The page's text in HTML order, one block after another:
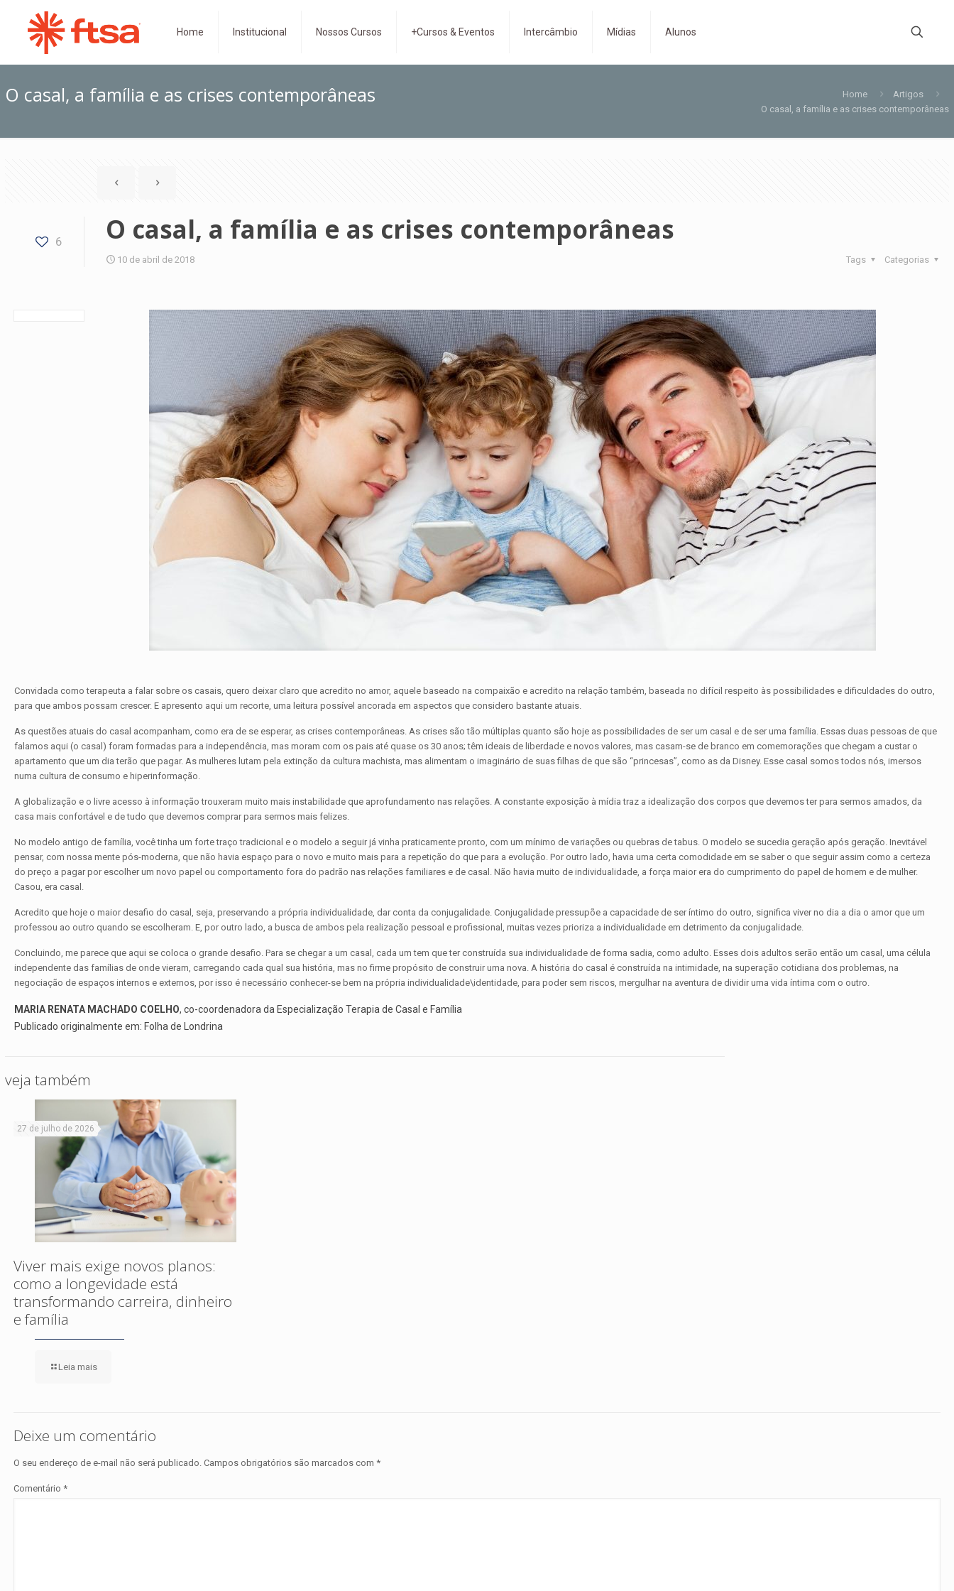
Home Institucional Nossos Cursos +Cursos & Eventos Intercâmbio Mídias Alunos
O casal, a família e as crises contemporâneas Home
Artigos
O casal, a família e as crises contemporâneas
6 O casal, a família e as crises contemporâneas
10 de abril de 2018 Categorias
Tags
Convidada como terapeuta a falar sobre os casais, quero deixar claro que acredito no amor, aquele baseado na compaixão e acredito na relação também, baseada no difícil respeito às possibilidades e dificuldades do outro,
para que ambos possam crescer. E apresento aqui um recorte, uma leitura possível ancorada em aspectos que considero bastante atuais.
As questões atuais do casal acompanham, como era de se esperar, as crises contemporâneas. As crises são tão múltiplas quanto são hoje as possibilidades de ser um casal e de ser uma família. Essas duas pessoas de que
falamos aqui (o casal) foram formadas para a independência, mas moram com os pais até quase os 30 anos; têm ideais de liberdade e novos valores, mas casam-se de branco em comemorações que chegam a custar o
apartamento que um dia terão que pagar. As mulheres lutam pela extinção da cultura machista, mas alimentam o imaginário de suas filhas de que são “princesas”, como as da Disney. Esse casal somos todos nós, imersos
numa cultura de consumo e hiperinformação.
A globalização e o livre acesso à informação trouxeram muito mais instabilidade que aprofundamento nas relações. A constante exposição à mídia traz a idealização dos corpos que devemos ter para sermos amados, da
casa mais confortável e de tudo que devemos comprar para sermos mais felizes.
No modelo antigo de família, você tinha um forte traço tradicional e o modelo a seguir já vinha praticamente pronto, com um mínimo de variações ou quebras de tabus. O modelo se sucedia geração após geração. Inevitável
pensar, com nossa mente pós-moderna, que não havia espaço para o novo e muito mais para a repetição do que para a evolução. Por outro lado, havia uma certa comodidade em se saber o que seguir assim como a certeza
do preço a pagar por escolher um novo papel ou comportamento fora do padrão nas relações familiares e de casal. Não havia muito de individualidade, a força maior era do cumprimento do papel de homem e de mulher.
Casou, era casal.
Acredito que hoje o maior desafio do casal, seja, preservando a própria individualidade, dar conta da conjugalidade. Conjugalidade pressupõe a capacidade de ser íntimo do outro, significa viver no dia a dia o amor que um
professou ao outro quando se escolheram. E, por outro lado, a busca de ambos pela realização pessoal e profissional, muitas vezes prioriza a individualidade em detrimento da conjugalidade.
Concluindo, me parece que aqui se coloca o grande desafio. Para se chegar a um casal, cada um tem que ter construída sua individualidade de forma sadia, como adulto. Esses dois adultos serão então um casal, uma célula
independente das famílias de onde vieram, carregando cada qual sua história, mas no firme propósito de construir uma nova. A história do casal é construída na intimidade, na superação cotidiana dos problemas, na
negociação de espaços internos e externos, por isso é necessário conhecer-se bem na própria individualidade\identidade, para poder sem riscos, mergulhar na aventura de dividir uma vida íntima com o outro.
MARIA RENATA MACHADO COELHO, co-coordenadora da Especialização Terapia de Casal e Família
Publicado originalmente em: Folha de Londrina
veja também
27 de julho de 2026
Viver mais exige novos planos:
como a longevidade está
transformando carreira, dinheiro
e família
Leia mais
Deixe um comentário
O seu endereço de e-mail não será publicado. Campos obrigatórios são marcados com *
Comentário *